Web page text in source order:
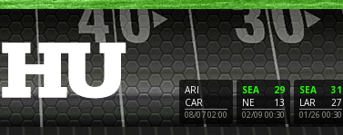
ARI
CAR
08/07 02:00
29
SEA
13
NE
02/09 00:30
31
SEA
27
LAR
01/26 00:30